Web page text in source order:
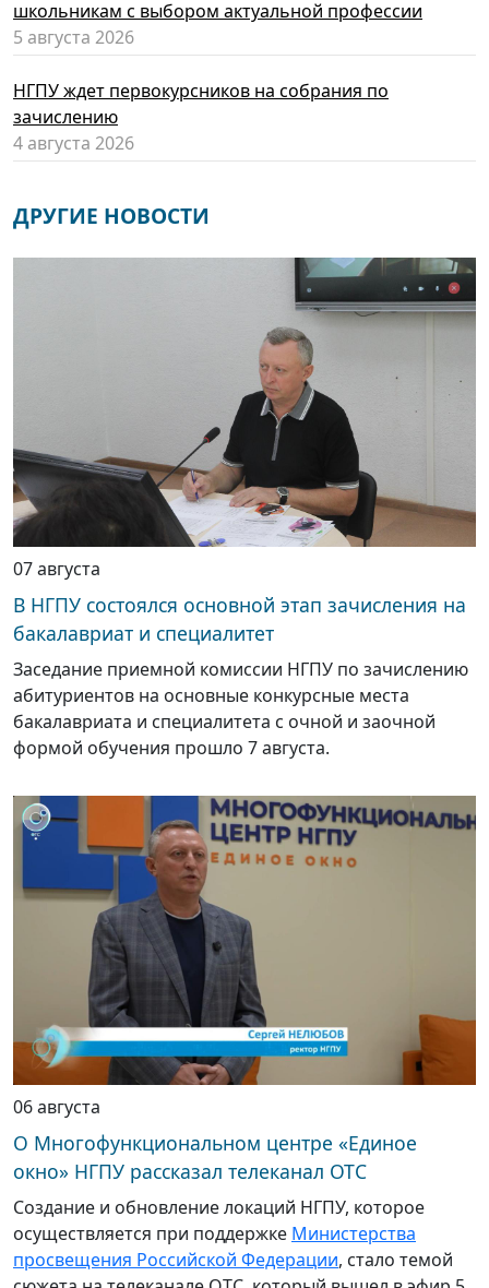
школьникам с выбором актуальной профессии
5 августа 2026
НГПУ ждет первокурсников на собрания по
зачислению
4 августа 2026
ДРУГИЕ НОВОСТИ
07 августа
В НГПУ состоялся основной этап зачисления на
бакалавриат и специалитет
Заседание приемной комиссии НГПУ по зачислению
абитуриентов на основные конкурсные места
бакалавриата и специалитета с очной и заочной
формой обучения прошло 7 августа.
06 августа
О Многофункциональном центре «Единое
окно» НГПУ рассказал телеканал ОТС
Создание и обновление локаций НГПУ, которое
осуществляется при поддержке Министерства
просвещения Российской Федерации, стало темой